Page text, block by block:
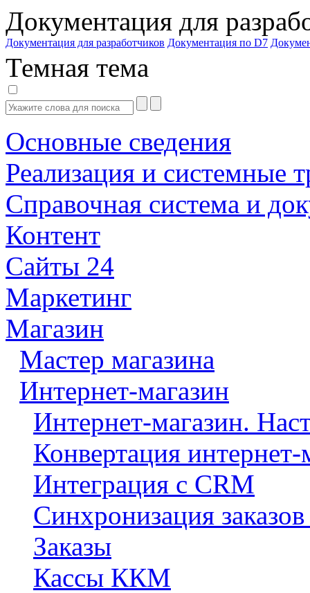
Документация для
Документация для разработчиков Документация по D7
Темная тема
Основные сведения
Реализация и системные
Справочная система и
Контент
Сайты 24
Маркетинг
Магазин
Мастер магазина
Интернет-магазин
Интернет-магазин.
Конвертация интернет-
Интеграция с CRM
Синхронизация
Заказы
Кассы ККМ